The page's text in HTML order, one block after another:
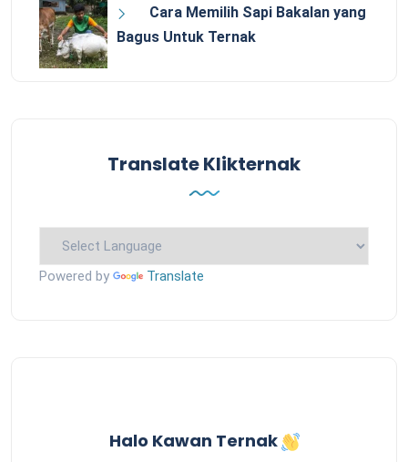
Cara Memilih Sapi Bakalan yang
Bagus Untuk Ternak
Translate Klikternak
Powered by Translate
Halo Kawan Ternak